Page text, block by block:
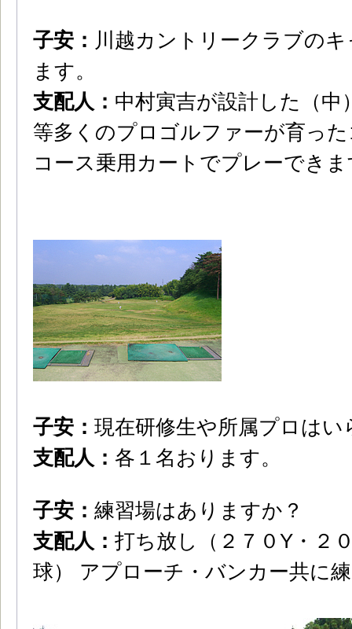
子安： 川越カントリークラブの
ます。
支配人： 中村寅吉が設計した（
等多くのプロゴルファーが育っ
コース乗用カートでプレーでき
子安： 現在研修生や所属プロは
支配人： 各１名おります。
子安： 練習場はありますか？
支配人： 打ち放し（２７０Y・２
球） アプローチ・バンカー共に